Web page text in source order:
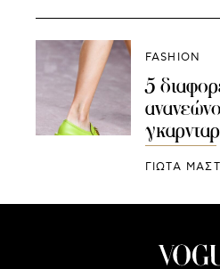
FASHION
5
ΓΙΩΤΑ